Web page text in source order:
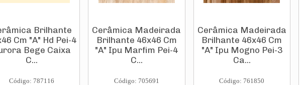
Brilhante
Cm "A" Hd Pei-4
Bege Caixa
C...
Código: 787116
Cerâmica Madeirada
Brilhante 46x46 Cm
"A" Ipu Marfim Pei-4
C...
Código: 705691
Cerâmica Madeirada
Brilhante 46x46 Cm
"A" Ipu Mogno Pei-3
Ca...
Código: 761850